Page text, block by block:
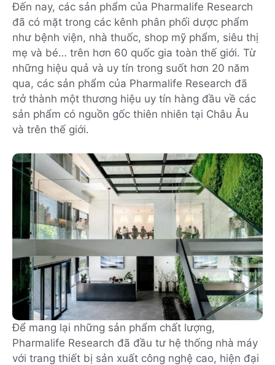
Đến nay, các sản phẩm của Pharmalife Research
đã có mặt trong các kênh phân phối dược phẩm
như bệnh viện, nhà thuốc, shop mỹ phẩm, siêu thị
mẹ và bé… trên hơn 60 quốc gia toàn thế giới. Từ
những hiệu quả và uy tín trong suốt hơn 20 năm
qua, các sản phẩm của Pharmalife Research đã
trở thành một thương hiệu uy tín hàng đầu về các
sản phẩm có nguồn gốc thiên nhiên tại Châu Âu
và trên thế giới.
Để mang lại những sản phẩm chất lượng,
Pharmalife Research đã đầu tư hệ thống nhà máy
với trang thiết bị sản xuất công nghệ cao, hiện đại